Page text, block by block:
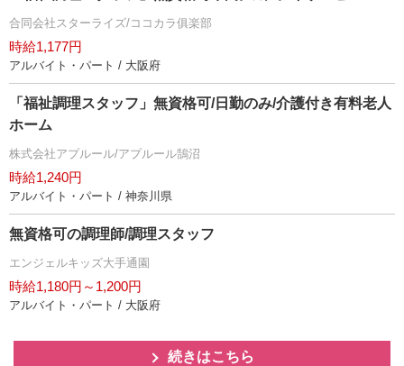
合同会社スターライズ/ココカラ俱楽部
時給1,177円
アルバイト・パート / 大阪府
「福祉調理スタッフ」無資格可/日勤のみ/介護付き有料老人
ホーム
株式会社アプルール/アプルール鵠沼
時給1,240円
アルバイト・パート / 神奈川県
無資格可の調理師/調理スタッフ
エンジェルキッズ大手通園
時給1,180円～1,200円
アルバイト・パート / 大阪府
続きはこちら